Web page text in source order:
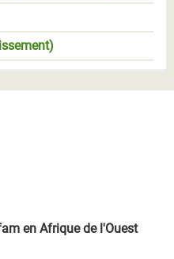
en Afrique de l'Ouest